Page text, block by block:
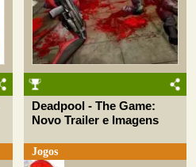
Deadpool - The Game:
Novo Trailer e Imagens
Jogos